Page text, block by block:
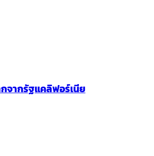
จากรัฐแคลิฟอร์เนีย